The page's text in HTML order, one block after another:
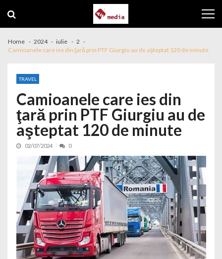
Home 2024 iulie
2
Camioanele care ies din ţară prin PTF Giurgiu au de aşteptat 120 de minute
TRAVEL
Camioanele care ies din
ţară prin PTF Giurgiu au de
aşteptat 120 de minute
02/07/2024 0